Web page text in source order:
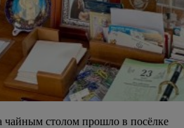
чайным столом прошло в посёлке